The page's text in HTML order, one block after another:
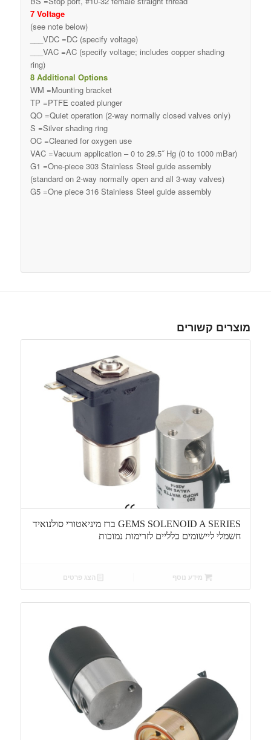
7 Voltage
(see note below)
___VDC =DC (specify voltage)
___VAC =AC (specify voltage; includes copper shading
ring)
8 Additional Options
WM =Mounting bracket
TP =PTFE coated plunger
QO =Quiet operation (2-way normally closed valves only)
S =Silver shading ring
OC =Cleaned for oxygen use
VAC =Vacuum application – 0 to 29.5˝ Hg (0 to 1000 mBar)
G1 =One-piece 303 Stainless Steel guide assembly
(standard on 2-way normally open and all 3-way valves)
G5 =One piece 316 Stainless Steel guide assembly
מוצרים קשורים
GEMS SOLENOID A SERIES ברז מיניאטורי סולנואיד
חשמלי ליישומים כלליים לזרימות נמוכות
מידע נוסף הצג פרטים